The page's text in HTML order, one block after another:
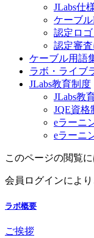
JLabs仕
ケーブ
認定ロ
認定審
ケーブル用語
ラボ・ライブ
JLabs教育制度
JLabs教
JQE資格
eラーニ
eラーニ
このページの閲覧
会員ログインによ
ラボ概要
ご挨拶